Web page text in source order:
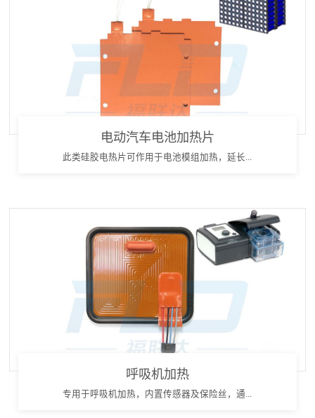
电动汽车电池加热片
此类硅胶电热片可作用于电池模组加热，延长...
呼吸机加热
专用于呼吸机加热，内置传感器及保险丝，通...